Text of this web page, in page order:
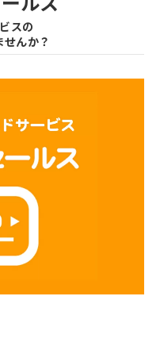
スの
んか？